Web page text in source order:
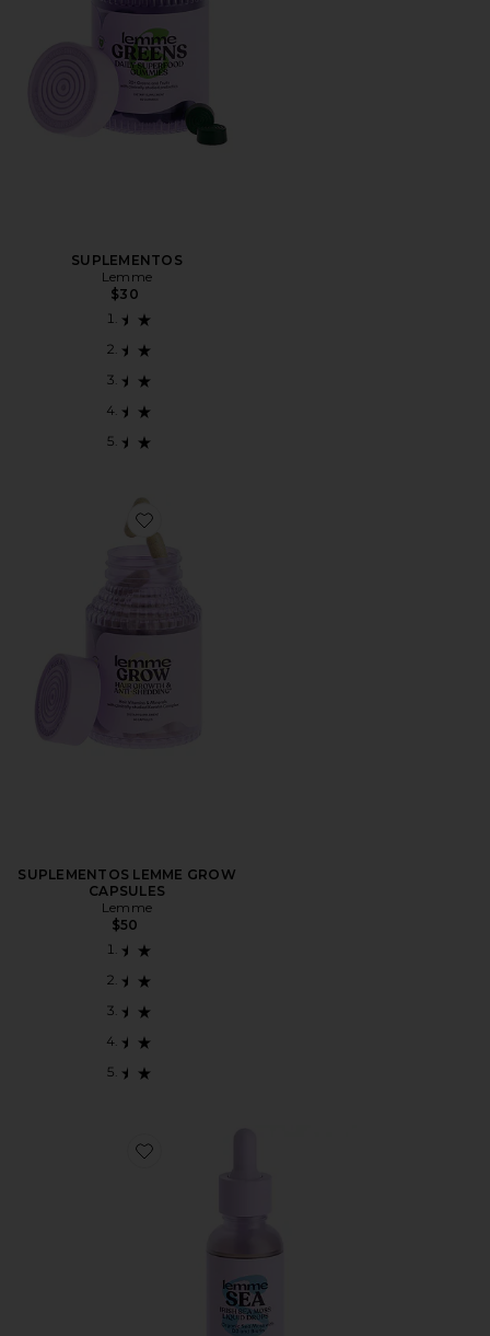
SUPLEMENTOS
Lemme
$30
Favorite SUPLEMENTOS LEMME GROW CAPSULES
SUPLEMENTOS LEMME GROW
CAPSULES
Lemme
$50
Favorite TINTURA SEA MOSS